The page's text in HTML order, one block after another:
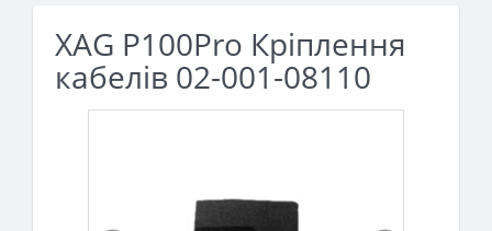
XAG P100Pro Кріплення
кабелів 02-001-08110